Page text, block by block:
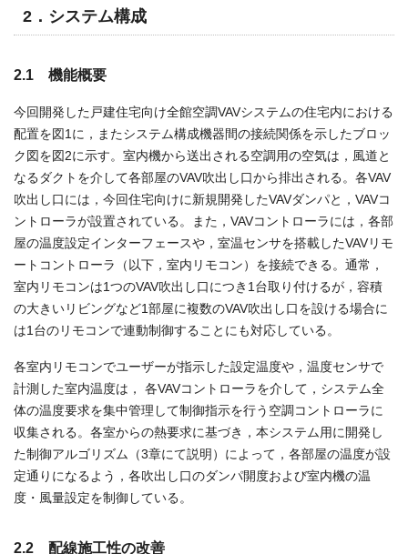
2．システム構成
2.1 機能概要
今回開発した戸建住宅向け全館空調VAVシステムの住宅内における
配置を図1に，またシステム構成機器間の接続関係を示したブロッ
ク図を図2に示す。室内機から送出される空調用の空気は，風道と
なるダクトを介して各部屋のVAV吹出し口から排出される。各VAV
吹出し口には，今回住宅向けに新規開発したVAVダンパと，VAVコ
ントローラが設置されている。また，VAVコントローラには，各部
屋の温度設定インターフェースや，室温センサを搭載したVAVリモ
ートコントローラ（以下，室内リモコン）を接続できる。通常，
室内リモコンは1つのVAV吹出し口につき1台取り付けるが，容積
の大きいリビングなど1部屋に複数のVAV吹出し口を設ける場合に
は1台のリモコンで連動制御することにも対応している。
各室内リモコンでユーザーが指示した設定温度や，温度センサで
計測した室内温度は， 各VAVコントローラを介して，システム全
体の温度要求を集中管理して制御指示を行う空調コントローラに
収集される。各室からの熱要求に基づき，本システム用に開発し
た制御アルゴリズム（3章にて説明）によって，各部屋の温度が設
定通りになるよう，各吹出し口のダンパ開度および室内機の温
度・風量設定を制御している。
2.2 配線施工性の改善